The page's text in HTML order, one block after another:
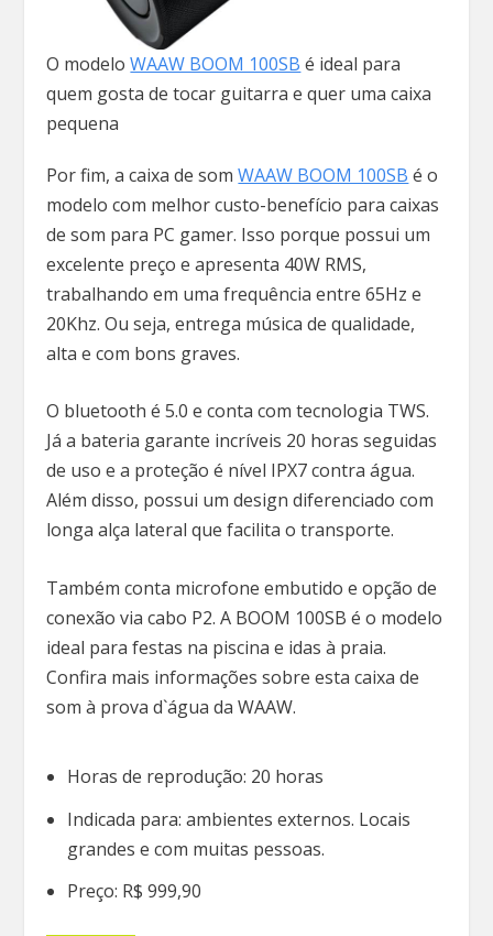
O modeloWAAW BOOM 100SB é ideal para
quem gosta de tocar guitarra e quer uma caixa
pequena
Por fim, a caixa de somWAAW BOOM 100SB é o
modelo com melhor custo-benefício para caixas
de som para PC gamer. Isso porque possui um
excelente preço e apresenta 40W RMS,
trabalhando em uma frequência entre 65Hz e
20Khz. Ou seja, entrega música de qualidade,
alta e com bons graves.
O bluetooth é 5.0 e conta com tecnologia TWS.
Já a bateria garante incríveis 20 horas seguidas
de uso e a proteção é nível IPX7 contra água.
Além disso, possui um design diferenciado com
longa alça lateral que facilita o transporte.
Também conta microfone embutido e opção de
conexão via cabo P2. A BOOM 100SB é o modelo
ideal para festas na piscina e idas à praia.
Confira mais informações sobre esta caixa de
som à prova d`água da WAAW.
Horas de reprodução: 20 horas
Indicada para: ambientes externos. Locais
grandes e com muitas pessoas.
Preço: R$ 999,90